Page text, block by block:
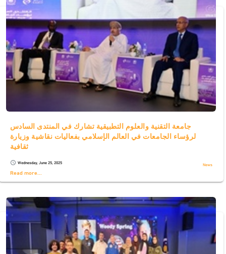
جامعة التقنية والعلوم التطبيقية تشارك في المنتدى السادس
لرؤساء الجامعات في العالم الإسلامي بفعاليات نقاشية وزيارة
ثقافية
schedule Wednesday, June 25, 2025 News
Read more...